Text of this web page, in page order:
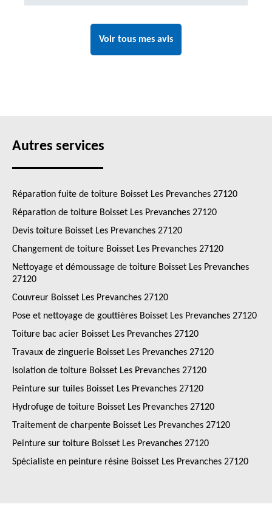
Voir tous mes avis
Autres services
Réparation fuite de toiture Boisset Les Prevanches 27120
Réparation de toiture Boisset Les Prevanches 27120
Devis toiture Boisset Les Prevanches 27120
Changement de toiture Boisset Les Prevanches 27120
Nettoyage et démoussage de toiture Boisset Les Prevanches
27120
Couvreur Boisset Les Prevanches 27120
Pose et nettoyage de gouttières Boisset Les Prevanches 27120
Toiture bac acier Boisset Les Prevanches 27120
Travaux de zinguerie Boisset Les Prevanches 27120
Isolation de toiture Boisset Les Prevanches 27120
Peinture sur tuiles Boisset Les Prevanches 27120
Hydrofuge de toiture Boisset Les Prevanches 27120
Traitement de charpente Boisset Les Prevanches 27120
Peinture sur toiture Boisset Les Prevanches 27120
Spécialiste en peinture résine Boisset Les Prevanches 27120